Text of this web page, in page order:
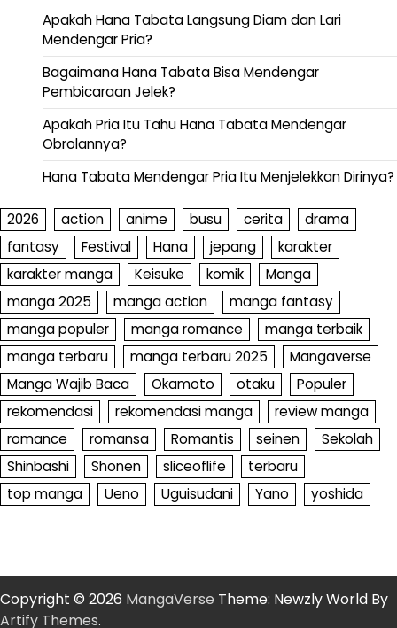
Apakah Hana Tabata Langsung Diam dan Lari
Mendengar Pria?
Bagaimana Hana Tabata Bisa Mendengar
Pembicaraan Jelek?
Apakah Pria Itu Tahu Hana Tabata Mendengar
Obrolannya?
Hana Tabata Mendengar Pria Itu Menjelekkan Dirinya?
2026 action anime busu cerita
drama
fantasy
Festival Hana jepang
karakter
karakter manga
Keisuke komik
Manga
manga 2025
manga action
manga fantasy
manga populer
manga romance
manga terbaik
manga terbaru
manga terbaru 2025
Mangaverse
Manga Wajib Baca
Okamoto otaku
Populer
rekomendasi
rekomendasi manga
review manga
romance
romansa Romantis seinen
Sekolah
Shinbashi
Shonen sliceoflife
terbaru
top manga
Ueno Uguisudani Yano yoshida
Copyright © 2026 MangaVerse Theme: Newzly World By
Artify Themes.